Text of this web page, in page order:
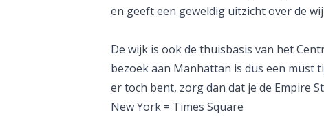
en geeft een geweldig uitzicht over de
De wijk is ook de thuisbasis van het
bezoek aan Manhattan is dus een must
er toch bent, zorg dan dat je de Empire
New York = Times Square